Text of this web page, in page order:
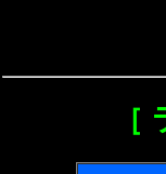
［